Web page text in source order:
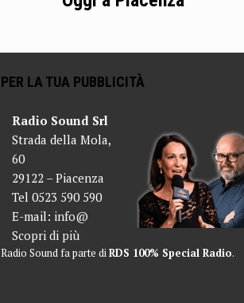
PER LA TUA PUBBLICITÀ
Radio Sound Srl
Strada della Mola,
60
29122 – Piacenza
Tel 0523 590 590
E-mail: info@
Scopri di più
Radio Sound fa parte diRDS 100% Special Radio.